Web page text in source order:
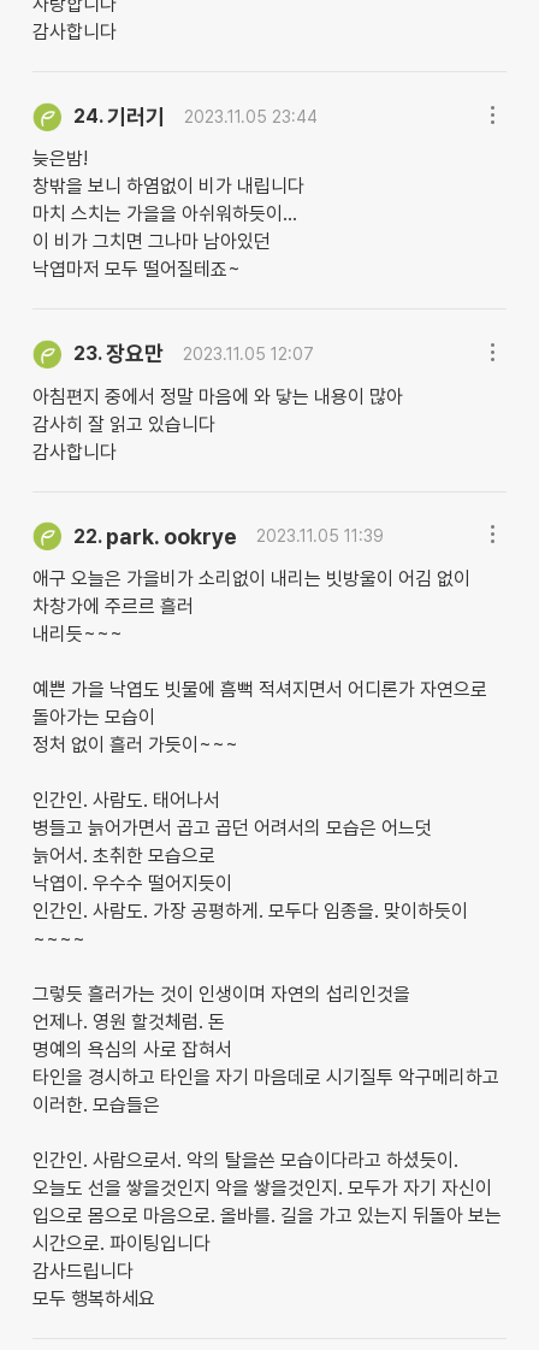
감사합니다
24.기러기 2023.11.05 23:44
늦은밤!
창밖을 보니 하염없이 비가 내립니다
마치 스치는 가을을 아쉬워하듯이...
이 비가 그치면 그나마 남아있던
낙엽마저 모두 떨어질테죠~
23.장요만 2023.11.05 12:07
아침편지 중에서 정말 마음에 와 닿는 내용이 많아
감사히 잘 읽고 있습니다
감사합니다
22. park. ookrye 2023.11.05 11:39
애구 오늘은 가을비가 소리없이 내리는 빗방울이 어김 없이
차창가에 주르르 흘러
내리듯~~~
예쁜 가을 낙엽도 빗물에 흠뻑 적셔지면서 어디론가 자연으로
돌아가는 모습이
정처 없이 흘러 가듯이~~~
인간인. 사람도. 태어나서
병들고 늙어가면서 곱고 곱던 어려서의 모습은 어느덧
늙어서. 초취한 모습으로
낙엽이. 우수수 떨어지듯이
인간인. 사람도. 가장 공평하게. 모두다 임종을. 맞이하듯이
~~~~
그렇듯 흘러가는 것이 인생이며 자연의 섭리인것을
언제나. 영원 할것체럼. 돈
명예의 욕심의 사로 잡혀서
타인을 경시하고 타인을 자기 마음데로 시기질투 악구메리하고
이러한. 모습들은
인간인. 사람으로서. 악의 탈을쓴 모습이다라고 하셨듯이.
오늘도 선을 쌓을것인지 악을 쌓을것인지. 모두가 자기 자신이
입으로 몸으로 마음으로. 올바를. 길을 가고 있는지 뒤돌아 보는
시간으로. 파이팅입니다
감사드립니다
모두 행복하세요